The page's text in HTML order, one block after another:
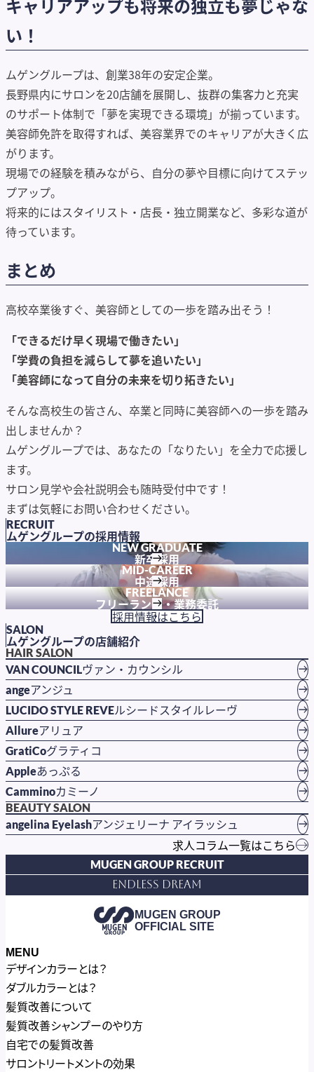
キャリアアップも将来の独立も夢じゃな
い！
ムゲングループは、創業38年の安定企業。
長野県内にサロンを20店舗を展開し、抜群の集客力と充実
のサポート体制で「夢を実現できる環境」が揃っています。
美容師免許を取得すれば、美容業界でのキャリアが大きく広
がります。
現場での経験を積みながら、自分の夢や目標に向けてステッ
プアップ。
将来的にはスタイリスト・店長・独立開業など、多彩な道が
待っています。
まとめ
高校卒業後すぐ、美容師としての一歩を踏み出そう！
「できるだけ早く現場で働きたい」
「学費の負担を減らして夢を追いたい」
「美容師になって自分の未来を切り拓きたい」
そんな高校生の皆さん、卒業と同時に美容師への一歩を踏み
出しませんか？
ムゲングループでは、あなたの「なりたい」を全力で応援し
ます。
サロン見学や会社説明会も随時受付中です！
まずは気軽にお問い合わせください。
RECRUIT
ムゲングループの採用情報
NEW GRADUATE
新卒採用
MID-CAREER
中途採用
FREELANCE
フリーランス・業務委託
採用情報はこちら
SALON
ムゲングループの店舗紹介
HAIR SALON
VAN COUNCILヴァン・カウンシル
angeアンジュ
LUCIDO STYLE REVEルシードスタイルレーヴ
Allureアリュア
GratiCoグラティコ
Appleあっぷる
Camminoカミーノ
BEAUTY SALON
angelina Eyelashアンジェリーナ アイラッシュ
求人コラム一覧はこちら
MUGEN GROUP RECRUIT
Endless Dream
MUGEN GROUP
OFFICIAL SITE
MENU
デザインカラーとは？
ダブルカラーとは？
髪質改善について
髪質改善シャンプーのやり方
自宅での髪質改善
サロントリートメントの効果